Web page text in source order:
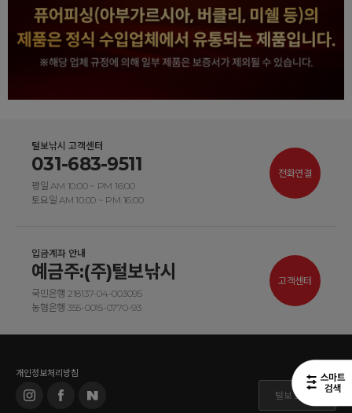
털보낚시 고객센터
031-683-9511
평일 AM 10:00 ~ PM 16:00
토요일 AM 10:00 ~ PM 16:00
전화연결
입금계좌 안내
예금주:(주)털보낚시
국민은행 218137-04-003095
농협은행 355-0015-0770-93
고객센터
개인정보처리방침
털보 도매몰